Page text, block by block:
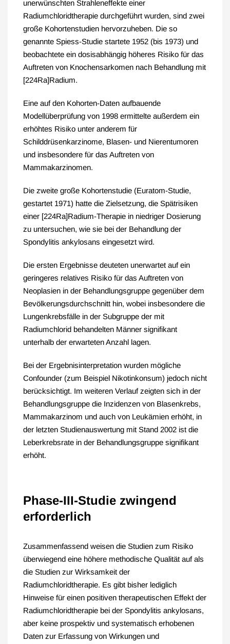
unerwünschten Strahleneffekte einer
Radiumchloridtherapie durchgeführt wurden, sind zwei
große Kohortenstudien hervorzuheben. Die so
genannte Spiess-Studie startete 1952 (bis 1973) und
beobachtete ein dosisabhängig höheres Risiko für das
Auftreten von Knochensarkomen nach Behandlung mit
[224Ra]Radium.
Eine auf den Kohorten-Daten aufbauende
Modellüberprüfung von 1998 ermittelte außerdem ein
erhöhtes Risiko unter anderem für
Schilddrüsenkarzinome, Blasen- und Nierentumoren
und insbesondere für das Auftreten von
Mammakarzinomen.
Die zweite große Kohortenstudie (Euratom-Studie,
gestartet 1971) hatte die Zielsetzung, die Spätrisiken
einer [224Ra]Radium-Therapie in niedriger Dosierung
zu untersuchen, wie sie bei der Behandlung der
Spondylitis ankylosans eingesetzt wird.
Die ersten Ergebnisse deuteten unerwartet auf ein
geringeres relatives Risiko für das Auftreten von
Neoplasien in der Behandlungsgruppe gegenüber dem
Bevölkerungsdurchschnitt hin, wobei insbesondere die
Lungenkrebsfälle in der Subgruppe der mit
Radiumchlorid behandelten Männer signifikant
unterhalb der erwarteten Anzahl lagen.
Bei der Ergebnisinterpretation wurden mögliche
Confounder (zum Beispiel Nikotinkonsum) jedoch nicht
berücksichtigt. Im weiteren Verlauf zeigten sich in der
Behandlungsgruppe die Inzidenzen von Blasenkrebs,
Mammakarzinom und auch von Leukämien erhöht, in
der letzten Studienauswertung mit Stand 2002 ist die
Leberkrebsrate in der Behandlungsgruppe signifikant
erhöht.
Phase-III-Studie zwingend
erforderlich
Zusammenfassend weisen die Studien zum Risiko
überwiegend eine höhere methodische Qualität auf als
die Studien zur Wirksamkeit der
Radiumchloridtherapie. Es gibt bisher lediglich
Hinweise für einen positiven therapeutischen Effekt der
Radiumchloridtherapie bei der Spondylitis ankylosans,
aber keine prospektiv und systematisch erhobenen
Daten zur Erfassung von Wirkungen und